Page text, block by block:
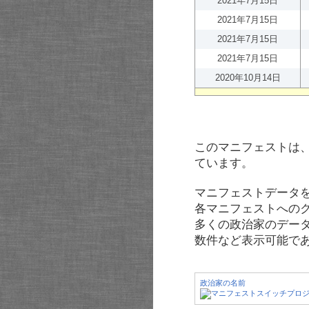
2021年7月15日
2021年7月15日
2021年7月15日
2020年10月14日
このマニフェストは
ています。
マニフェストデータ
各マニフェストへの
多くの政治家のデー
数件など表示可能で
政治家の名前